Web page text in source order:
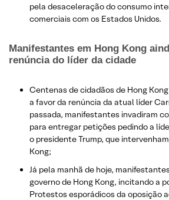
pela desaceleração do consumo
comerciais com os Estados Unidos.
Manifestantes em Hong Kong
renúncia do líder da cidade
Centenas de cidadãos de Hong
a favor da renúncia da atual líder
passada, manifestantes invadiram
para entregar petições pedindo a
o presidente Trump, que
Kong;
Já pela manhã de hoje,
governo de Hong Kong, incitando a
Protestos esporádicos da oposição